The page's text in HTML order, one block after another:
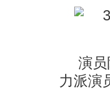
演
力派演